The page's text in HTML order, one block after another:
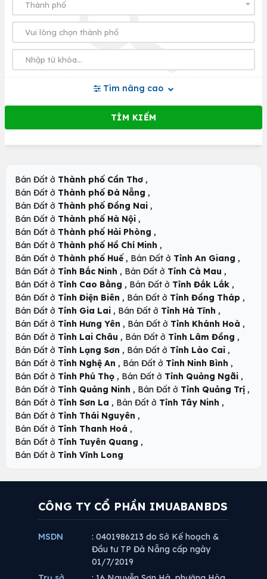
Tìm nâng cao
Bán Đất ở Thành phố Cần Thơ ,
Bán Đất ở Thành phố Đà Nẵng ,
Bán Đất ở Thành phố Đồng Nai ,
Bán Đất ở Thành phố Hà Nội ,
Bán Đất ở Thành phố Hải Phòng ,
Bán Đất ở Thành phố Hồ Chí Minh ,
Bán Đất ở Thành phố Huế , Bán Đất ở Tỉnh An Giang ,
Bán Đất ở Tỉnh Bắc Ninh , Bán Đất ở Tỉnh Cà Mau ,
Bán Đất ở Tỉnh Cao Bằng , Bán Đất ở Tỉnh Đắk Lắk ,
Bán Đất ở Tỉnh Điện Biên , Bán Đất ở Tỉnh Đồng Tháp ,
Bán Đất ở Tỉnh Gia Lai , Bán Đất ở Tỉnh Hà Tĩnh ,
Bán Đất ở Tỉnh Hưng Yên , Bán Đất ở Tỉnh Khánh Hoà ,
Bán Đất ở Tỉnh Lai Châu , Bán Đất ở Tỉnh Lâm Đồng ,
Bán Đất ở Tỉnh Lạng Sơn , Bán Đất ở Tỉnh Lào Cai ,
Bán Đất ở Tỉnh Nghệ An , Bán Đất ở Tỉnh Ninh Bình ,
Bán Đất ở Tỉnh Phú Thọ , Bán Đất ở Tỉnh Quảng Ngãi ,
Bán Đất ở Tỉnh Quảng Ninh , Bán Đất ở Tỉnh Quảng Trị ,
Bán Đất ở Tỉnh Sơn La , Bán Đất ở Tỉnh Tây Ninh ,
Bán Đất ở Tỉnh Thái Nguyên ,
Bán Đất ở Tỉnh Thanh Hoá ,
Bán Đất ở Tỉnh Tuyên Quang ,
Bán Đất ở Tỉnh Vĩnh Long
CÔNG TY CỔ PHẦN IMUABANBDS
MSDN
: 0401986213 do Sở Kế hoạch &
Đầu tư TP Đà Nẵng cấp ngày
01/7/2019